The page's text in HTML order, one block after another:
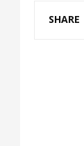
SHARE